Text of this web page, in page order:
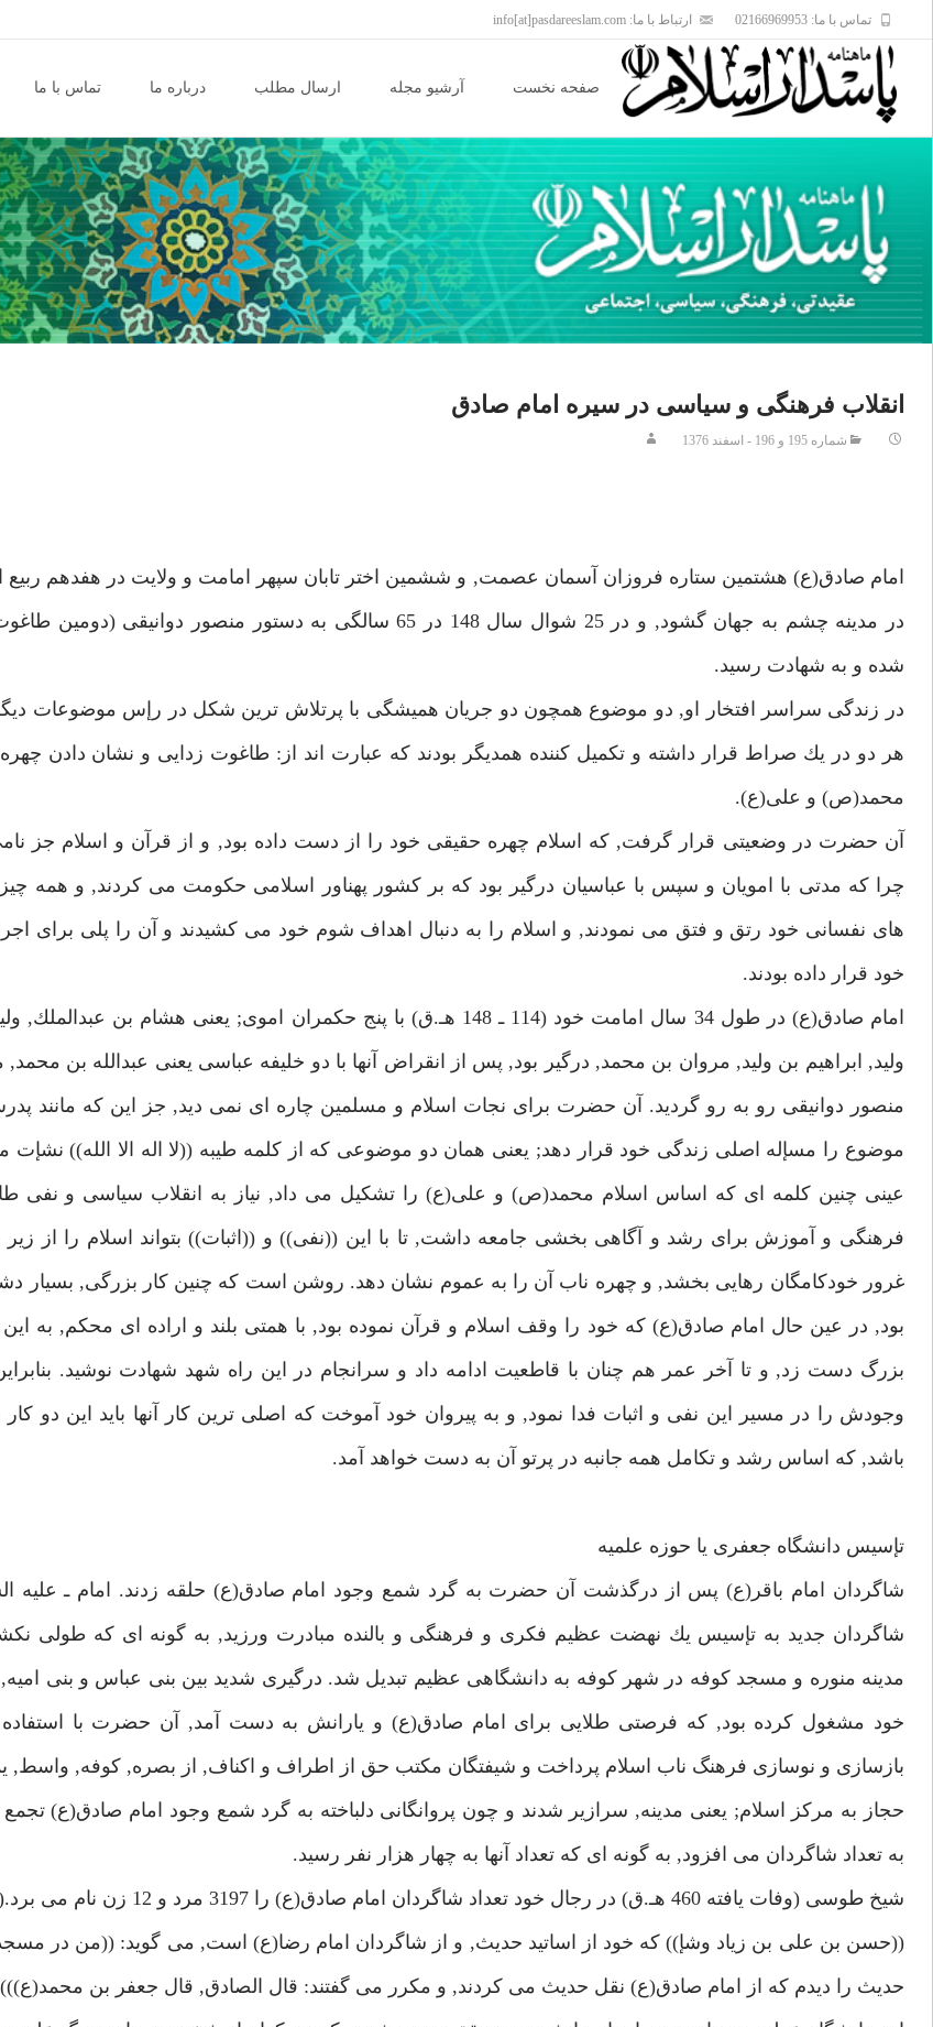
تماس با ما: 02166969953 ارتباط با ما: info[at]pasdareeslam.com
content
صفحه نخست آرشیو مجله ارسال مطلب درباره ما تماس با ما
انقلاب فرهنگى و سياسى در سيره امام صادق
شماره 195 و 196 - اسفند 1376
در مدينه چشم به جهان گشود, و در 25 شوال سال 148 در 65 سالگى به دستور منصور
شده و به شهادت رسيد.
در زندگى سراسر افتخار او, دو موضوع همچون دو جريان هميشگى با پرتلاش ترين شكل در رإس موضوعات
هر دو در يك صراط قرار داشته و تكميل كننده همديگر بودند كه عبارت اند از: طاغوت زدايى و نشان دادن
محمد(ص) و على(ع).
آن حضرت در وضعيتى قرار گرفت, كه اسلام چهره حقيقى خود را از دست داده بود, و از قرآن و اسلام جز نامى
چرا كه مدتى با امويان و سپس با عباسيان درگير بود كه بر كشور پهناور اسلامى حكومت مى كردند, و همه
هاى نفسانى خود رتق و فتق مى نمودند, و اسلام را به دنبال اهداف شوم خود مى كشيدند و آن را پلى براى
خود قرار داده بودند.
امام صادق(ع) در طول 34 سال امامت خود (114 ـ 148 هـ.ق) با پنج حكمران اموى; يعنى هشام بن
وليد, ابراهيم بن وليد, مروان بن محمد, درگير بود, پس از انقراض آنها با دو خليفه عباسى يعنى عبدالله بن
منصور دوانيقى رو به رو گرديد. آن حضرت براى نجات اسلام و مسلمين چاره اى نمى ديد, جز اين كه مانند
موضوع را مسإله اصلى زندگى خود قرار دهد; يعنى همان دو موضوعى كه از كلمه طيبه ((لا اله الا الله))
عينى چنين كلمه اى كه اساس اسلام محمد(ص) و على(ع) را تشكيل مى داد, نياز به انقلاب سياسى و نفى
فرهنگى و آموزش براى رشد و آگاهى بخشى جامعه داشت, تا با اين ((نفى)) و ((اثبات)) بتواند اسلام را از
غرور خودكامگان رهايى بخشد, و چهره ناب آن را به عموم نشان دهد. روشن است كه چنين كار بزرگى, بسيار
بود, در عين حال امام صادق(ع) كه خود را وقف اسلام و قرآن نموده بود, با همتى بلند و اراده اى محكم, به
بزرگ دست زد, و تا آخر عمر هم چنان با قاطعيت ادامه داد و سرانجام در اين راه شهد شهادت نوشيد.
وجودش را در مسير اين نفى و اثبات فدا نمود, و به پيروان خود آموخت كه اصلى ترين كار آنها بايد اين دو
باشد, كه اساس رشد و تكامل همه جانبه در پرتو آن به دست خواهد آمد.
تإسيس دانشگاه جعفرى يا حوزه علميه
شاگردان امام باقر(ع) پس از درگذشت آن حضرت به گرد شمع وجود امام صادق(ع) حلقه زدند. امام ـ عليه
شاگردان جديد به تإسيس يك نهضت عظيم فكرى و فرهنگى و بالنده مبادرت ورزيد, به گونه اى كه طولى
مدينه منوره و مسجد كوفه در شهر كوفه به دانشگاهى عظيم تبديل شد. درگيرى شديد بين بنى عباس و بنى اميه,
خود مشغول كرده بود, كه فرصتى طلايى براى امام صادق(ع) و يارانش به دست آمد, آن حضرت با
بازسازى و نوسازى فرهنگ ناب اسلام پرداخت و شيفتگان مكتب حق از اطراف و اكناف, از بصره, كوفه, واسط,
حجاز به مركز اسلام; يعنى مدينه, سرازير شدند و چون پروانگانى دلباخته به گرد شمع وجود امام صادق(ع) تجمع
به تعداد شاگردان مى افزود, به گونه اى كه تعداد آنها به چهار هزار نفر رسيد.
شيخ طوسى (وفات يافته 460 هـ.ق) در رجال خود تعداد شاگردان امام صادق(ع) را 3197 مرد و 12 زن نام مى برد.(1)
((حسن بن على بن زياد وشإ)) كه خود از اساتيد حديث, و از شاگردان امام رضا(ع) است, مى گويد: ((من در
حديث را ديدم كه از امام صادق(ع) نقل حديث مى كردند, و مكرر مى گفتند: قال الصادق, قال جعفر بن محمد(ع))).